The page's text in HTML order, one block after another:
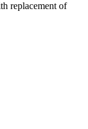
replacement of